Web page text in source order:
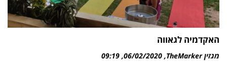
האקדמיה לגאווה
מגזין TheMarker 06/02/2020
09:19